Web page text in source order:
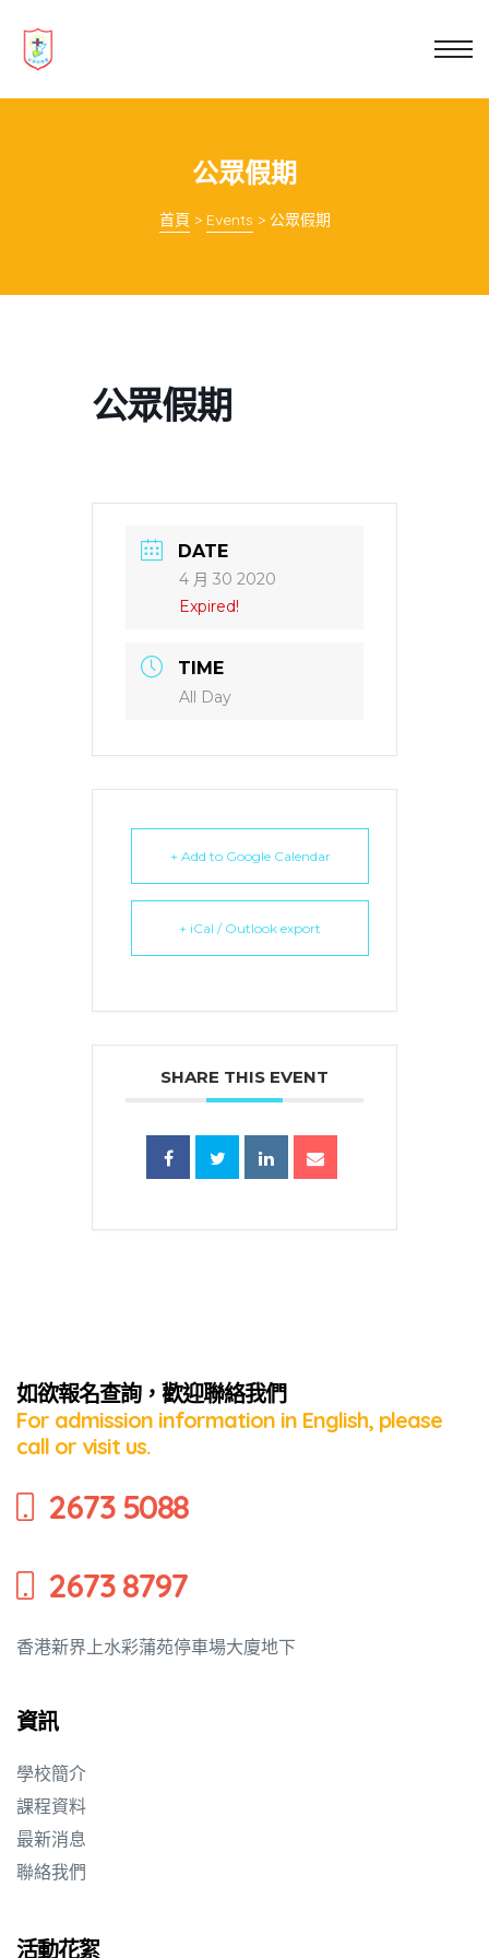
公眾假期
首頁 > Events > 公眾假期
公眾假期
DATE
4 月 30 2020
Expired!
TIME
All Day
+ Add to Google Calendar
+ iCal / Outlook export
SHARE THIS EVENT
如欲報名查詢，歡迎聯絡我們
For admission information in English, please
call or visit us.
2673 5088
2673 8797
香港新界上水彩蒲苑停車場大廈地下
資訊
學校簡介
課程資料
最新消息
聯絡我們
活動花絮
教育
養幼兒